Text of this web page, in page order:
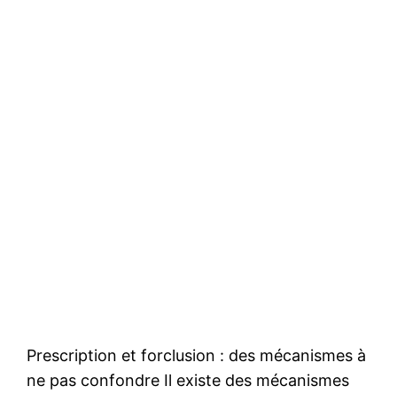
Prescription et forclusion : des mécanismes à
ne pas confondre Il existe des mécanismes